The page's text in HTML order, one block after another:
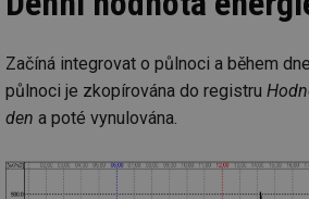
Začíná integrovat o půlnoci a během
půlnoci je zkopírována do registru
den a poté vynulována.